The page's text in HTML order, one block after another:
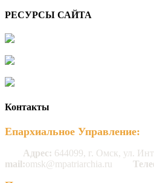
РЕСУРСЫ САЙТА
Контакты
Епархиальное Управление:
Адрес: 644099, г. Омск, ул.
mail:omsk@mpatriarchia.ru